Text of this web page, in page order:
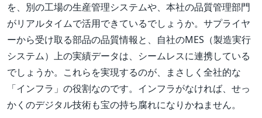
を、別の工場の生産管理システムや、本社の品質管理部門
がリアルタイムで活用できているでしょうか。サプライヤ
ーから受け取る部品の品質情報と、自社のMES（製造実行
システム）上の実績データは、シームレスに連携している
でしょうか。これらを実現するのが、まさしく全社的な
「インフラ」の役割なのです。インフラがなければ、せっ
かくのデジタル技術も宝の持ち腐れになりかねません。